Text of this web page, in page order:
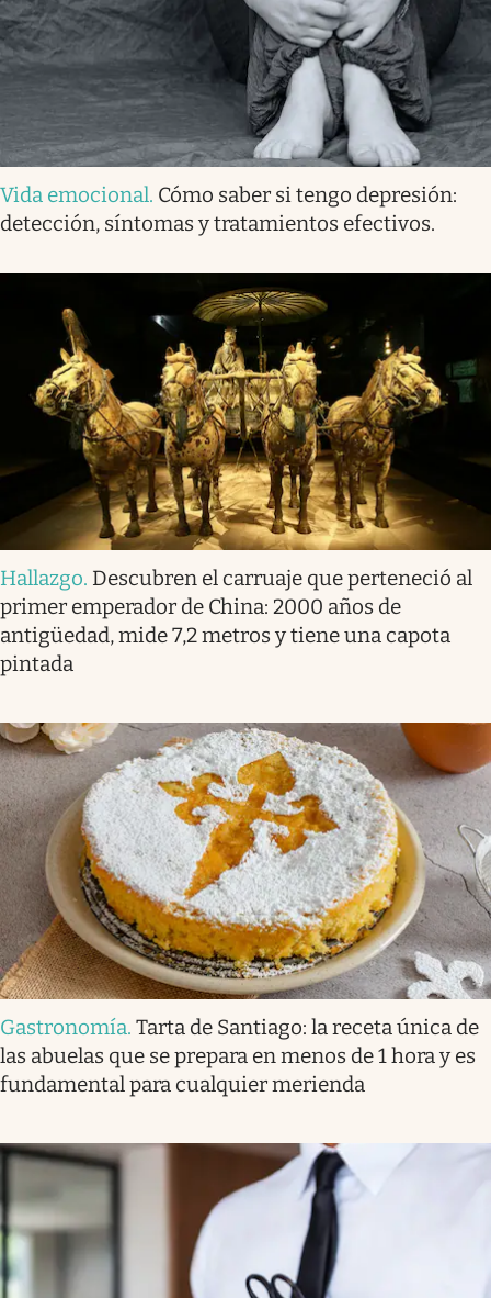
Vida emocional. Cómo saber si tengo depresión:
detección, síntomas y tratamientos efectivos.
Hallazgo. Descubren el carruaje que perteneció al
primer emperador de China: 2000 años de
antigüedad, mide 7,2 metros y tiene una capota
pintada
Gastronomía. Tarta de Santiago: la receta única de
las abuelas que se prepara en menos de 1 hora y es
fundamental para cualquier merienda